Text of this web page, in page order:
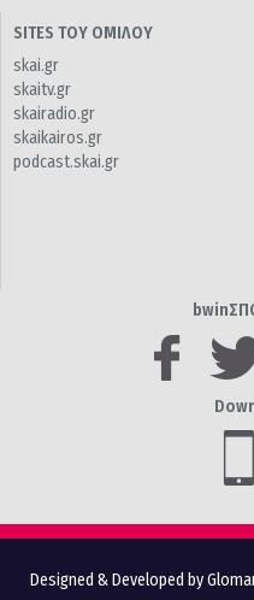
SITES ΤΟΥ ΟΜΙΛΟΥ
skai.gr
skaitv.gr
skairadio.gr
skaikairos.gr
podcast.skai.gr
Designed & Developed by